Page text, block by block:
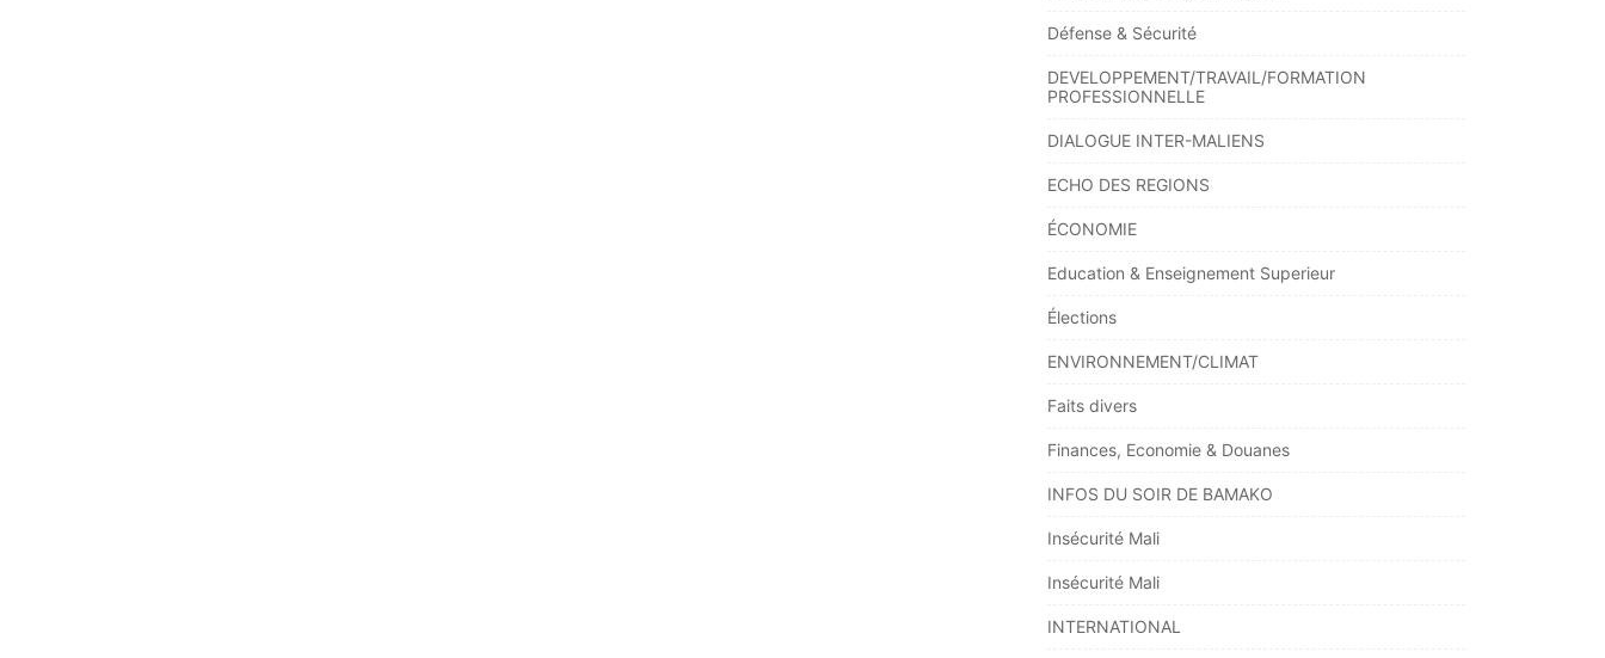
Défense & Sécurité
DEVELOPPEMENT/TRAVAIL/FORMATION
PROFESSIONNELLE
DIALOGUE INTER-MALIENS
ECHO DES REGIONS
ÉCONOMIE
Education & Enseignement Superieur
Élections
ENVIRONNEMENT/CLIMAT
Faits divers
Finances, Economie & Douanes
INFOS DU SOIR DE BAMAKO
Insécurité Mali
Insécurité Mali
INTERNATIONAL